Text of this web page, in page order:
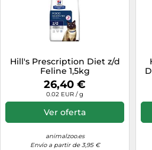
Hill's Prescription Diet z/d
Feline 1,5kg
26,40 €
0.02 EUR / g
Ver oferta
animalzoo.es
Envío a partir de 3,95 €